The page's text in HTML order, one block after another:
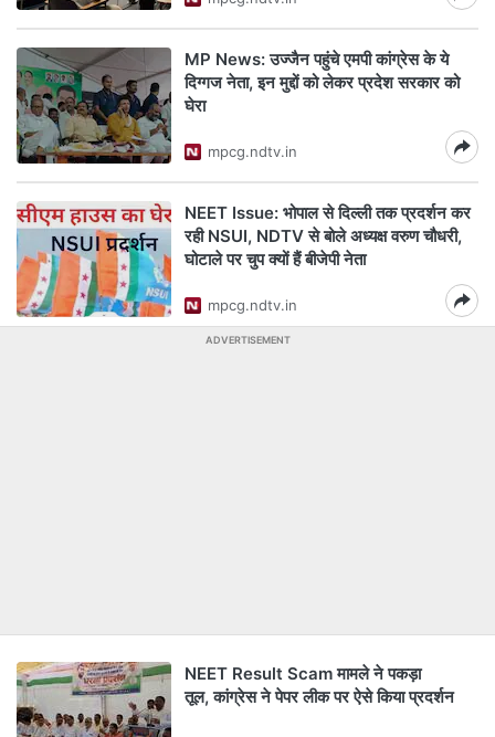
MP News: उज्जैन पहुंचे एमपी कांग्रेस के ये
दिग्गज नेता, इन मुद्दों को लेकर प्रदेश सरकार को
घेरा
mpcg.ndtv.in
NEET Issue: भोपाल से दिल्ली तक प्रदर्शन कर
रही NSUI, NDTV से बोले अध्यक्ष वरुण चौधरी,
घोटाले पर चुप क्यों हैं बीजेपी नेता
mpcg.ndtv.in
ADVERTISEMENT
NEET Result Scam मामले ने पकड़ा
तूल, कांग्रेस ने पेपर लीक पर ऐसे किया प्रदर्शन